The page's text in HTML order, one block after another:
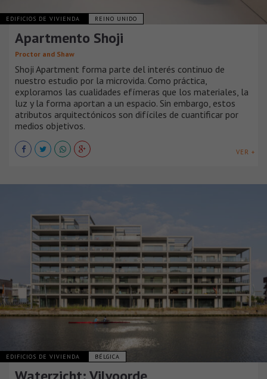
EDIFICIOS DE VIVIENDA REINO UNIDO
Apartmento Shoji
Proctor and Shaw
Shoji Apartment forma parte del interés continuo de
nuestro estudio por la microvida. Como práctica,
exploramos las cualidades efímeras que los materiales, la
luz y la forma aportan a un espacio. Sin embargo, estos
atributos arquitectónicos son difíciles de cuantificar por
medios objetivos.
VER +
EDIFICIOS DE VIVIENDA BÉLGICA